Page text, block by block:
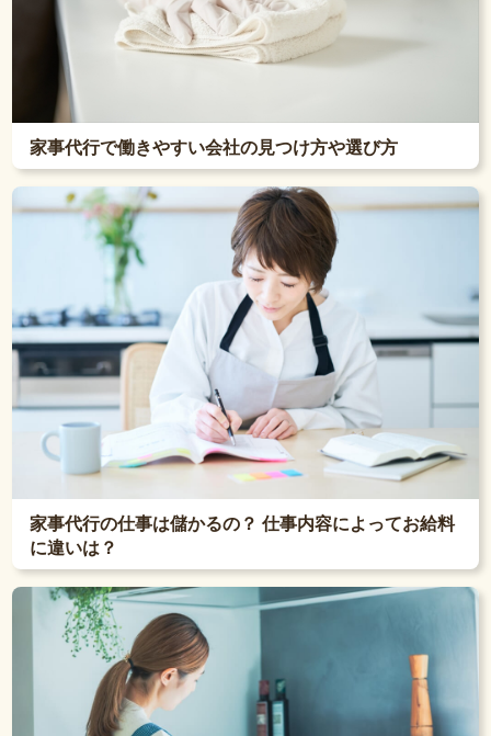
家事代行で働きやすい会社の見つけ方や選び方
家事代行の仕事は儲かるの？ 仕事内容によってお給料
に違いは？